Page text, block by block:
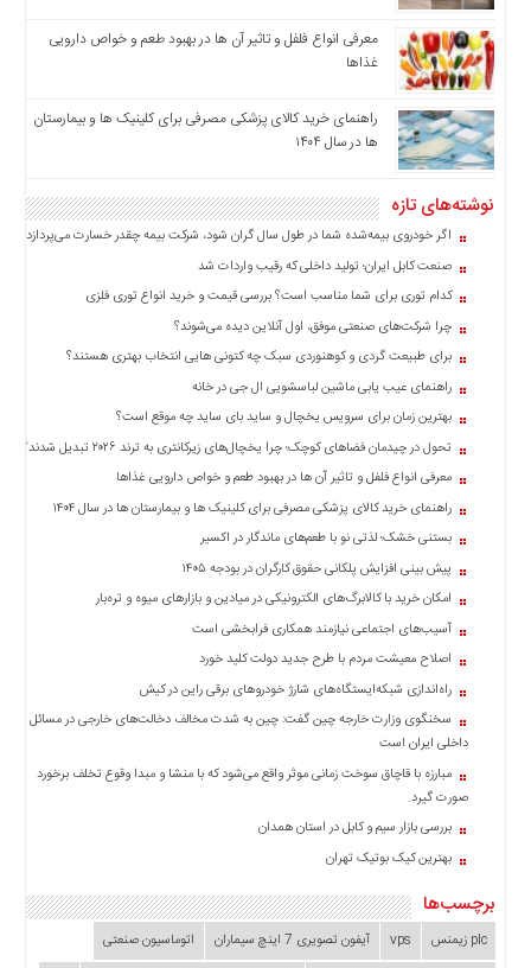
چند
رسانه
برگه
نمونه
معرفی انواع فلفل و تاثیر آن ‌ها در بهبود طعم و خواص دارویی
غذاها
راهنمای خرید کالای پزشکی مصرفی برای کلینیک ها و بیمارستان
ها در سال ۱۴۰۴
نوشته‌های تازه
اگر خودروی بیمه‌شده شما در طول سال گران شود، شرکت بیمه چقدر خسارت می‌پردازد؟
صنعت کابل ایران؛ تولید داخلی که رقیب واردات شد
کدام توری برای شما مناسب است؟ بررسی قیمت و خرید انواع توری فلزی
چرا شرکت‌های صنعتی موفق، اول آنلاین دیده می‌شوند؟
برای طبیعت گردی و کوهنوردی سبک چه کتونی هایی انتخاب بهتری هستند؟
راهنمای عیب یابی ماشین لباسشویی ال جی در خانه
بهترین زمان برای سرویس یخچال و ساید بای ساید چه موقع است؟
تحول در چیدمان فضاهای کوچک؛ چرا یخچال‌های زیرکانتری به ترند ۲۰۲۶ تبدیل شدند؟
معرفی انواع فلفل و تاثیر آن ‌ها در بهبود طعم و خواص دارویی غذاها
راهنمای خرید کالای پزشکی مصرفی برای کلینیک ها و بیمارستان ها در سال ۱۴۰۴
بستنی خشک؛ لذتی نو با طعم‌های ماندگار در اکسیر
پیش بینی افزایش پلکانی حقوق کارگران در بودجه ۱۴۰۵
امکان خرید با کالابرگ‌های الکترونیکی در میادین و بازارهای میوه و تره‌بار
آسیب‌های اجتماعی نیازمند همکاری فرابخشی است
اصلاح معیشت مردم با طرح جدید دولت کلید خورد
راه‌اندازی شبکه‌ایستگاه‌های شارژ خودروهای برقی راین در کیش
سخنگوی وزارت خارجه چین گفت: چین به شدت مخالف دخالت‌های خارجی در مسائل
داخلی ایران است
مبارزه با قاچاق سوخت زمانی موثر واقع می‌شود که با منشا و مبدا وقوع تخلف برخورد
صورت گیرد.
بررسی بازار سیم و کابل در استان همدان
بهترین کیک بوتیک تهران
برچسب‌ها
plc زیمنس vps آیفون تصویری 7 اینچ سیماران
اتوماسیون صنعتی